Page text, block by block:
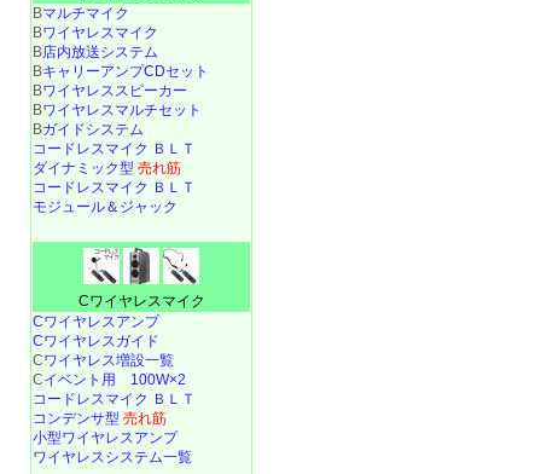
Bマルチマイク
Bワイヤレスマイク
B店内放送システム
BキャリーアンプCDセット
Bワイヤレススピーカー
Bワイヤレスマルチセット
Bガイドシステム
コードレスマイク ＢＬＴ
ダイナミック型 売れ筋
コードレスマイク ＢＬＴ
モジュール＆ジャック
Cワイヤレスマイク
Cワイヤレスアンプ
Cワイヤレスガイド
Cワイヤレス増設一覧
Cイベント用 100W×2
コードレスマイク ＢＬＴ
コンデンサ型 売れ筋
小型ワイヤレスアンプ
ワイヤレスシステム一覧